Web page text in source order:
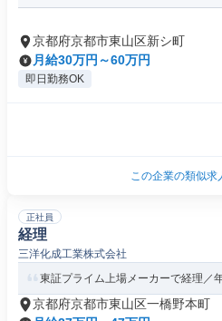
京都府京都市東山区新シ町
月給30万円～60万円
即日勤務OK
この企業の類似求
正社員
経理
三洋化成工業株式会社
東証プライム上場メーカーで経理／
京都府京都市東山区一橋野本町